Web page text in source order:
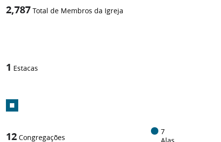
2,787 Total de Membros da Igreja
1 Estacas
12 Congregações
7